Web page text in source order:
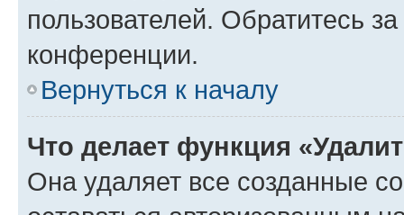
пользователей. Обратитесь
конференции.
Вернуться к началу
Что делает функция
Она удаляет все созданные